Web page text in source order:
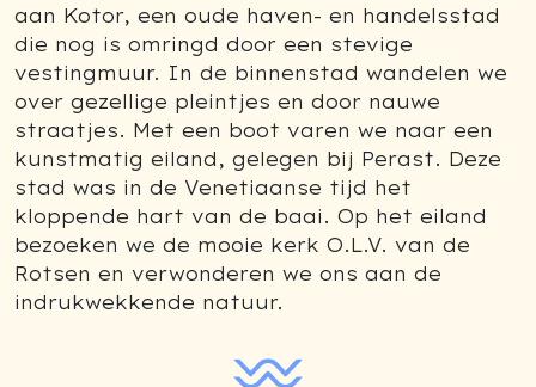
aan Kotor, een oude haven- en handelsstad
die nog is omringd door een stevige
vestingmuur. In de binnenstad wandelen we
over gezellige pleintjes en door nauwe
straatjes. Met een boot varen we naar een
kunstmatig eiland, gelegen bij Perast. Deze
stad was in de Venetiaanse tijd het
kloppende hart van de baai. Op het eiland
bezoeken we de mooie kerk O.L.V. van de
Rotsen en verwonderen we ons aan de
indrukwekkende natuur.